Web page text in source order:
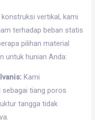
vertikal, kami
terhadap beban statis
pilihan material
untuk hunian Anda:
Kami
sebagai tiang poros
tangga tidak